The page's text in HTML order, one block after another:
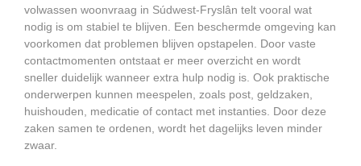
volwassen woonvraag in Súdwest-Fryslân telt vooral wat
nodig is om stabiel te blijven. Een beschermde omgeving kan
voorkomen dat problemen blijven opstapelen. Door vaste
contactmomenten ontstaat er meer overzicht en wordt
sneller duidelijk wanneer extra hulp nodig is. Ook praktische
onderwerpen kunnen meespelen, zoals post, geldzaken,
huishouden, medicatie of contact met instanties. Door deze
zaken samen te ordenen, wordt het dagelijks leven minder
zwaar.